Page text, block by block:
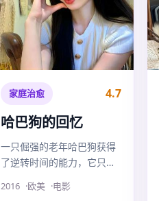
家庭治愈 4.7
哈巴狗的回忆
一只倔强的老年哈巴狗获得
了逆转时间的能力，它只想
的冰淇淋。
2016 欧美 电影